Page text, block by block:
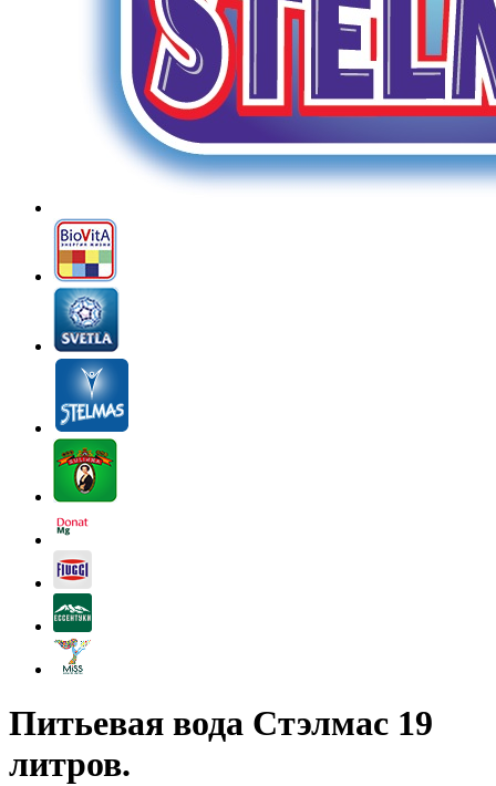
Питьевая вода Стэлмас 19
литров.